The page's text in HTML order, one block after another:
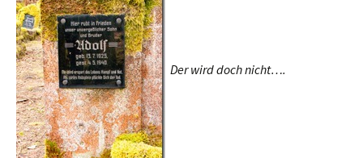
Der wird doch nicht….